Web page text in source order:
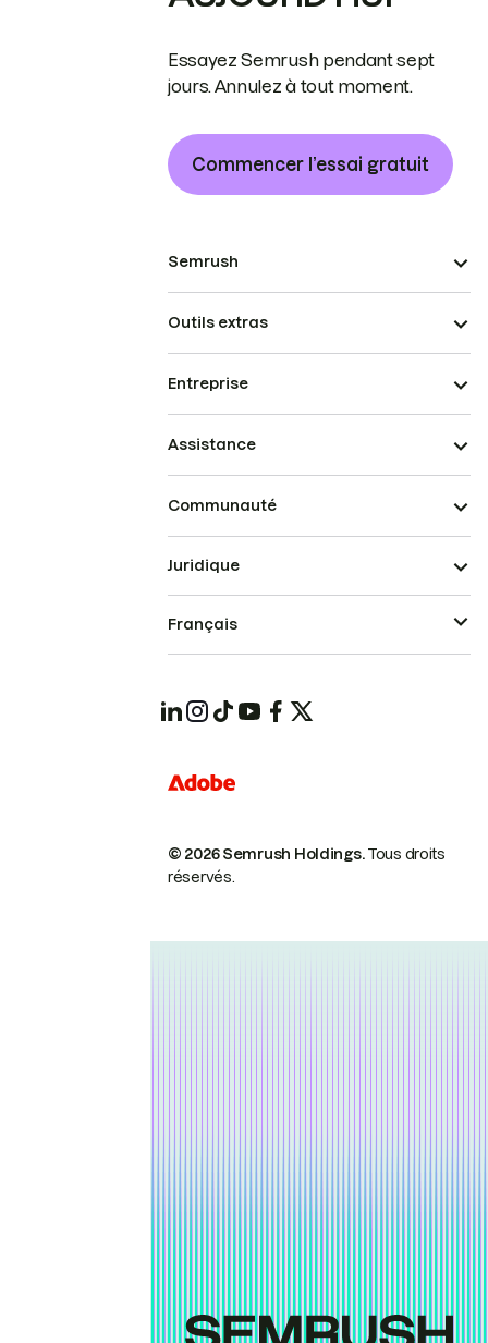
Essayez Semrush pendant sept
jours. Annulez à tout moment.
Commencer l’essai gratuit
Semrush
Outils extras
Entreprise
Assistance
Communauté
© 2026 Semrush Holdings.Tous droits
réservés.
Juridique
Français